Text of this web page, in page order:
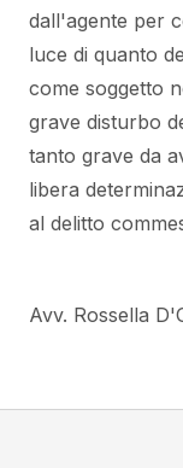
dall'agente per
luce di quanto
come soggetto
grave disturbo
tanto grave da
libera
al delitto
Avv. Rossella